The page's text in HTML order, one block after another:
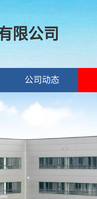
限公司
公司动态